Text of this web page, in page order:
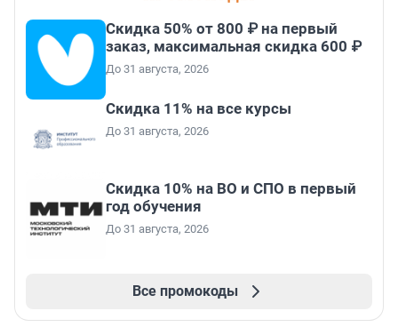
Скидка 50% от 800 ₽ на первый
заказ, максимальная скидка 600 ₽
До 31 августа, 2026
Скидка 11% на все курсы
До 31 августа, 2026
Скидка 10% на ВО и СПО в первый
год обучения
До 31 августа, 2026
Все промокоды